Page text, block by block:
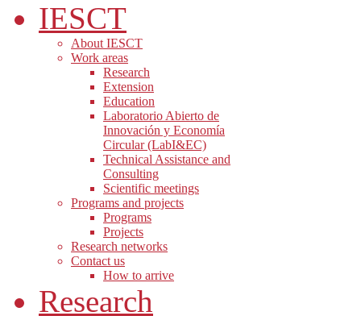
IESCT
About IESCT
Work areas
Research
Extension
Education
Laboratorio Abierto de
Innovación y Economía
Circular (LabI&EC)
Technical Assistance and
Consulting
Scientific meetings
Programs and projects
Programs
Projects
Research networks
Contact us
How to arrive
Research